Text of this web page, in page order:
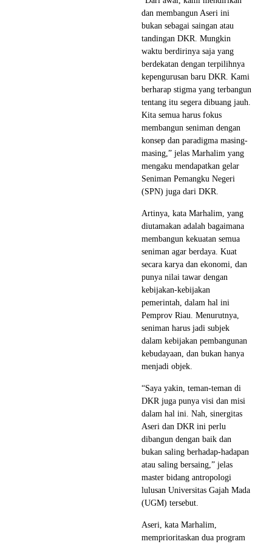
dan membangun Aseri ini
bukan sebagai saingan atau
tandingan DKR. Mungkin
waktu berdirinya saja yang
berdekatan dengan terpilihnya
kepengurusan baru DKR. Kami
berharap stigma yang terbangun
tentang itu segera dibuang jauh.
Kita semua harus fokus
membangun seniman dengan
konsep dan paradigma masing-
masing,” jelas Marhalim yang
mengaku mendapatkan gelar
Seniman Pemangku Negeri
(SPN) juga dari DKR.
Artinya, kata Marhalim, yang
diutamakan adalah bagaimana
membangun kekuatan semua
seniman agar berdaya. Kuat
secara karya dan ekonomi, dan
punya nilai tawar dengan
kebijakan-kebijakan
pemerintah, dalam hal ini
Pemprov Riau. Menurutnya,
seniman harus jadi subjek
dalam kebijakan pembangunan
kebudayaan, dan bukan hanya
menjadi objek.
“Saya yakin, teman-teman di
DKR juga punya visi dan misi
dalam hal ini. Nah, sinergitas
Aseri dan DKR ini perlu
dibangun dengan baik dan
bukan saling berhadap-hadapan
atau saling bersaing,” jelas
master bidang antropologi
lulusan Universitas Gajah Mada
(UGM) tersebut.
Aseri, kata Marhalim,
memprioritaskan dua program